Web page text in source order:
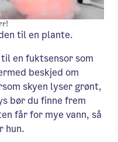
til en plante.
en fuktsensor som
beskjed om
skyen lyser grønt,
bør du finne frem
får for mye vann, så
hun.